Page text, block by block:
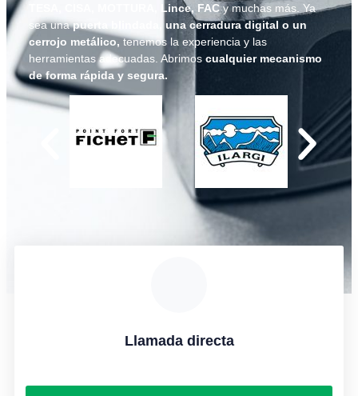
TESA, CISA, MOTTURA, Lince, FACy muchas más. Ya
sea unapuerta blindada, una cerradura digital o un
cerrojo metálico,tenemos la experiencia y las
herramientas adecuadas. Abrimos cualquier mecanismo
de forma rápida y segura.
Llamada directa